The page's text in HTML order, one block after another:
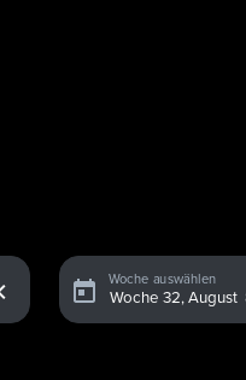
Woche auswählen